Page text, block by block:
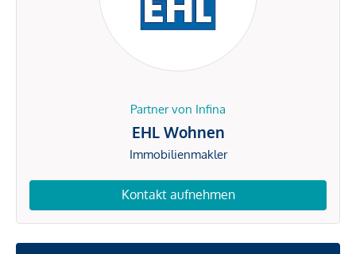
Partner von Infina
EHL Wohnen
Immobilienmakler
Kontakt aufnehmen